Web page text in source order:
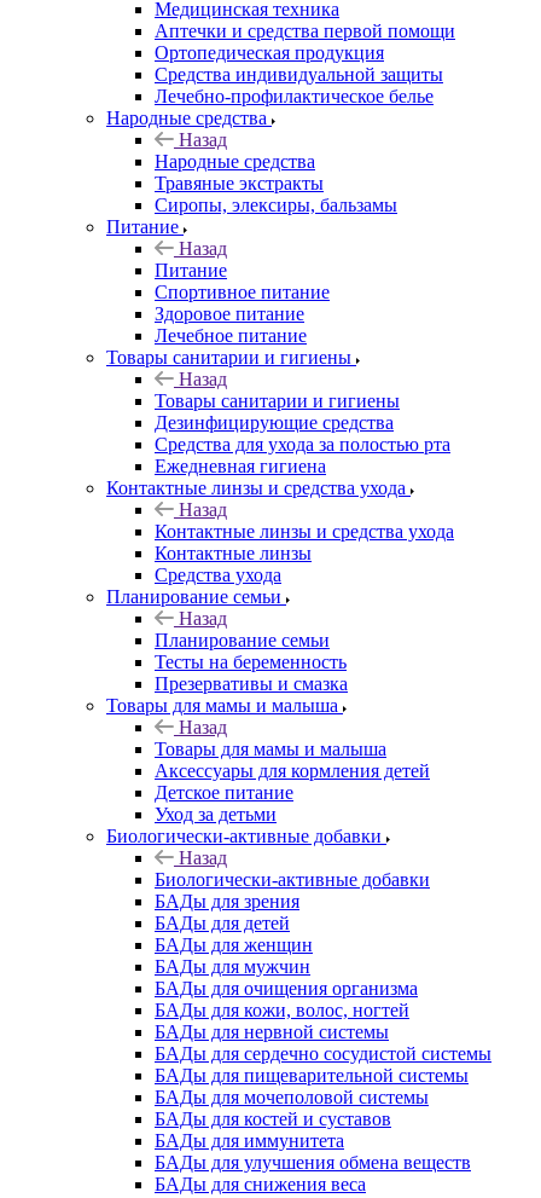
Медицинская техника
Аптечки и средства первой помощи
Ортопедическая продукция
Средства индивидуальной защиты
Лечебно-профилактическое белье
Народные средства
Назад
Народные средства
Травяные экстракты
Сиропы, элексиры, бальзамы
Питание
Назад
Питание
Спортивное питание
Здоровое питание
Лечебное питание
Товары санитарии и гигиены
Назад
Товары санитарии и гигиены
Дезинфицирующие средства
Средства для ухода за полостью рта
Ежедневная гигиена
Контактные линзы и средства ухода
Назад
Контактные линзы и средства ухода
Контактные линзы
Средства ухода
Планирование семьи
Назад
Планирование семьи
Тесты на беременность
Презервативы и смазка
Товары для мамы и малыша
Назад
Товары для мамы и малыша
Аксессуары для кормления детей
Детское питание
Уход за детьми
Биологически-активные добавки
Назад
Биологически-активные добавки
БАДы для зрения
БАДы для детей
БАДы для женщин
БАДы для мужчин
БАДы для очищения организма
БАДы для кожи, волос, ногтей
БАДы для нервной системы
БАДы для сердечно сосудистой системы
БАДы для пищеварительной системы
БАДы для мочеполовой системы
БАДы для костей и суставов
БАДы для иммунитета
БАДы для улучшения обмена веществ
БАДы для снижения веса